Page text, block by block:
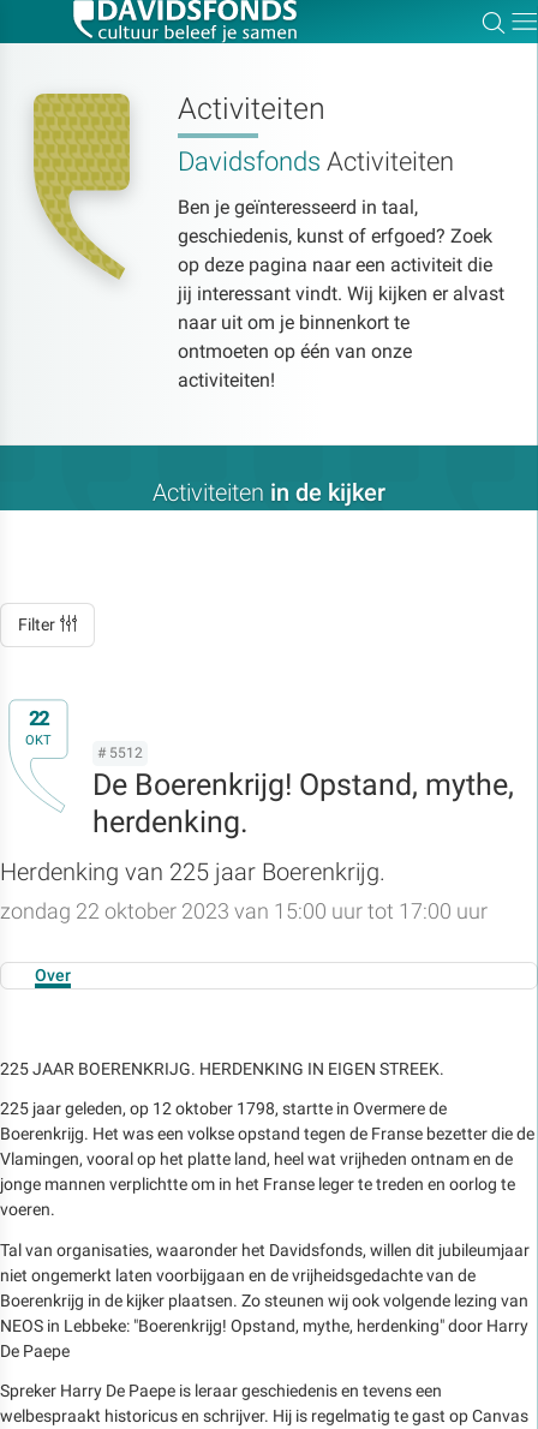
Activiteiten
Davidsfonds Activiteiten
Ben je geïnteresseerd in taal,
geschiedenis, kunst of erfgoed? Zoek
op deze pagina naar een activiteit die
jij interessant vindt. Wij kijken er alvast
naar uit om je binnenkort te
ontmoeten op één van onze
activiteiten!
Activiteiten in de kijker
Filter
22
OKT
# 5512
De Boerenkrijg! Opstand, mythe,
herdenking.
Herdenking van 225 jaar Boerenkrijg.
zondag 22 oktober 2023 van 15:00 uur tot 17:00 uur
Over
225 JAAR BOERENKRIJG. HERDENKING IN EIGEN STREEK.
225 jaar geleden, op 12 oktober 1798, startte in Overmere de
Boerenkrijg. Het was een volkse opstand tegen de Franse bezetter die de
Vlamingen, vooral op het platte land, heel wat vrijheden ontnam en de
jonge mannen verplichtte om in het Franse leger te treden en oorlog te
voeren.
Tal van organisaties, waaronder het Davidsfonds, willen dit jubileumjaar
niet ongemerkt laten voorbijgaan en de vrijheidsgedachte van de
Boerenkrijg in de kijker plaatsen. Zo steunen wij ook volgende lezing van
NEOS in Lebbeke: "Boerenkrijg! Opstand, mythe, herdenking" door Harry
De Paepe
Spreker Harry De Paepe is leraar geschiedenis en tevens een
welbespraakt historicus en schrijver. Hij is regelmatig te gast op Canvas
Zoek:
Zoeken